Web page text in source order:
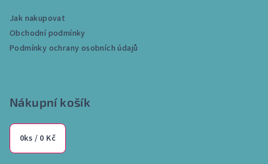
Jak nakupovat
Obchodní podmínky
Podmínky ochrany osobních údajů
Nákupní košík
0ks / 0 Kč